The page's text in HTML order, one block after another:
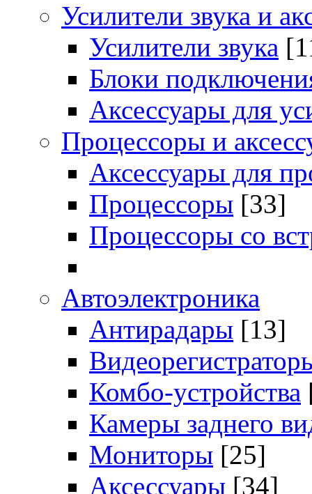
Усилители звука и
Усилители звука
Блоки
Аксессуары для
Процессоры и
Аксессуары для
Процессоры [33]
Процессоры со
Автоэлектроника
Антирадары [13]
Комбо-устройства
Камеры заднего
Мониторы [25]
Аксессуары [34]